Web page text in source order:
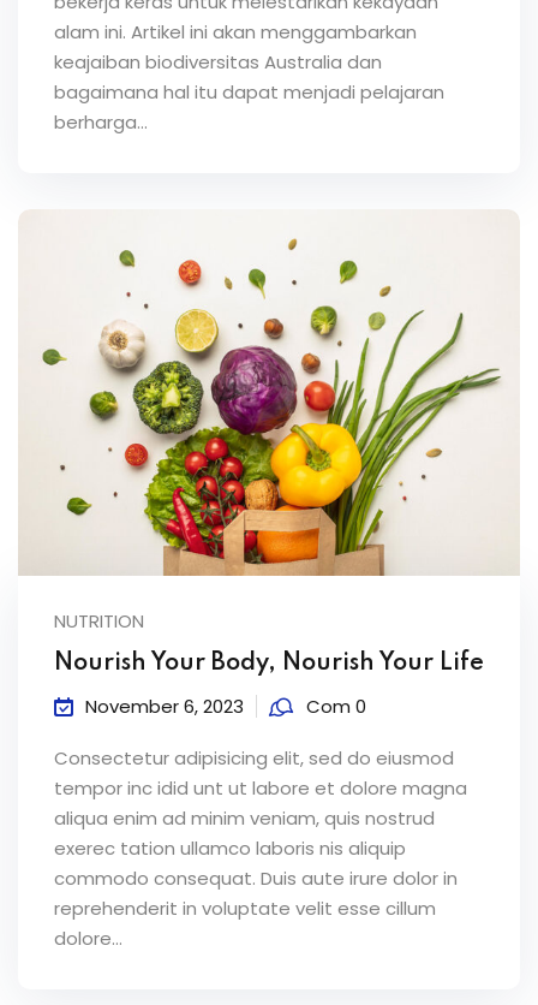
alam ini. Artikel ini akan menggambarkan
keajaiban biodiversitas Australia dan
bagaimana hal itu dapat menjadi pelajaran
berharga...
NUTRITION
Nourish Your Body, Nourish Your Life
November 6, 2023 Com 0
Consectetur adipisicing elit, sed do eiusmod
tempor inc idid unt ut labore et dolore magna
aliqua enim ad minim veniam, quis nostrud
exerec tation ullamco laboris nis aliquip
commodo consequat. Duis aute irure dolor in
reprehenderit in voluptate velit esse cillum
dolore...